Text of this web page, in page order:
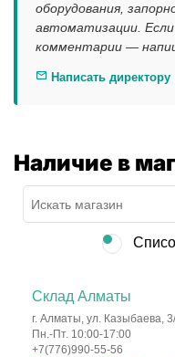
оборудования,
автоматизации.
комментарии —
Написать директору
Наличие в
Склад Алматы
г. Алматы, ул. Казыбаева,
Пн.-Пт. 10:00-17:00
+7(776)990-55-56